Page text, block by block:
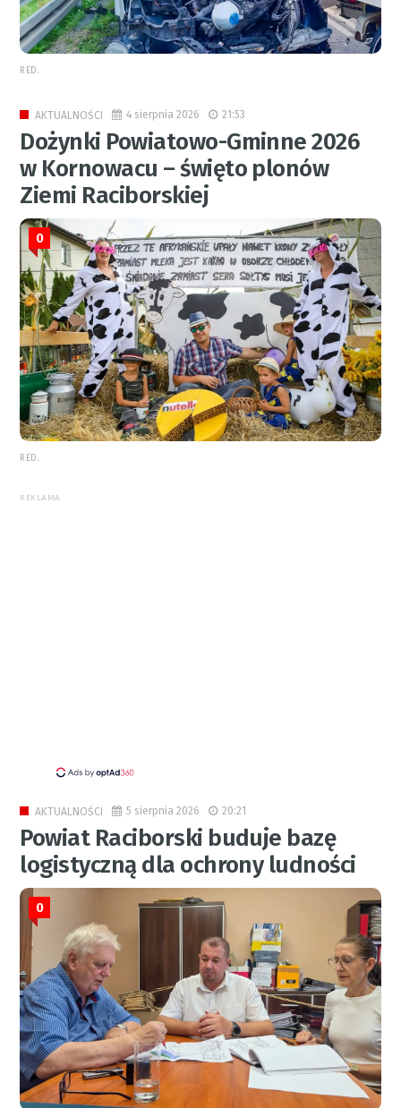
RED.
AKTUALNOŚCI 4 sierpnia 2026 21:53
Dożynki Powiatowo-Gminne 2026
w Kornowacu – święto plonów
Ziemi Raciborskiej
0
RED.
REKLAMA
AKTUALNOŚCI 5 sierpnia 2026 20:21
Powiat Raciborski buduje bazę
logistyczną dla ochrony ludności
0